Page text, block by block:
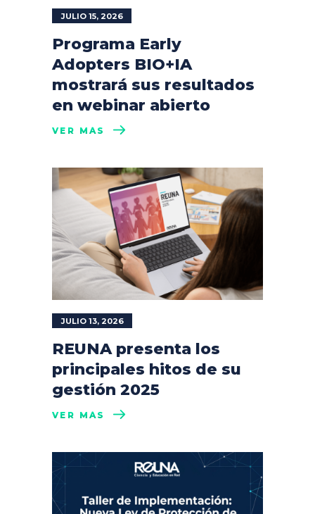
JULIO 15, 2026
Programa Early
Adopters BIO+IA
mostrará sus resultados
en webinar abierto
VER MÁS
JULIO 13, 2026
REUNA presenta los
principales hitos de su
gestión 2025
VER MÁS